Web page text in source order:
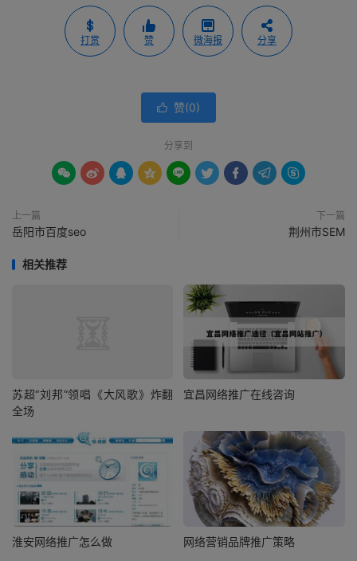
打赏 赞 微海报 分享
 赞(0)
分享到
        
上一篇
岳阳市百度seo
下一篇
荆州市SEM
相关推荐
苏超“刘邦”领唱《大风歌》炸翻
全场
宜昌网络推广在线咨询
淮安网络推广怎么做 网络营销品牌推广策略